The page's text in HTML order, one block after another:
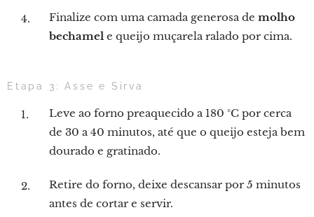
Finalize com uma camada generosa de molho
bechamel e queijo muçarela ralado por cima.
Etapa 3: Asse e Sirva
Leve ao forno preaquecido a 180 °C por cerca
de 30 a 40 minutos, até que o queijo esteja bem
dourado e gratinado.
Retire do forno, deixe descansar por 5 minutos
antes de cortar e servir.